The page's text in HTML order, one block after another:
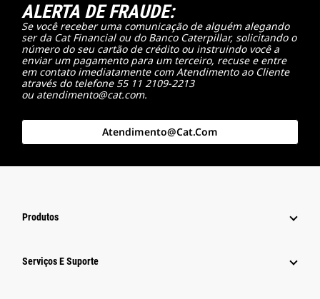
ALERTA DE FRAUDE:
Se você receber uma comunicação de alguém alegando
ser da Cat Financial ou do Banco Caterpillar, solicitando o
número do seu cartão de crédito ou instruindo você a
enviar um pagamento para um terceiro, recuse e entre
em contato imediatamente com Atendimento ao Cliente
através do telefone 55 11 2109-2213
ou atendimento@cat.com.
Atendimento@cat.com
Produtos
Serviços E Suporte